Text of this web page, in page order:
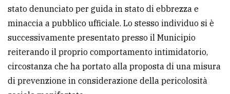
stato denunciato per guida in stato di ebbrezza e
minaccia a pubblico ufficiale. Lo stesso individuo si è
successivamente presentato presso il Municipio
reiterando il proprio comportamento intimidatorio,
circostanza che ha portato alla proposta di una misura
di prevenzione in considerazione della pericolosità